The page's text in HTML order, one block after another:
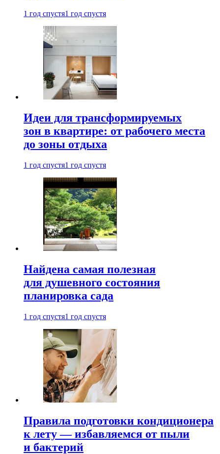
1 год спустя1 год спустя
Идеи для трансформируемых
зон в квартире: от рабочего места
до зоны отдыха
1 год спустя1 год спустя
Найдена самая полезная
для душевного состояния
планировка сада
1 год спустя1 год спустя
Правила подготовки кондиционера
к лету — избавляемся от пыли
и бактерий